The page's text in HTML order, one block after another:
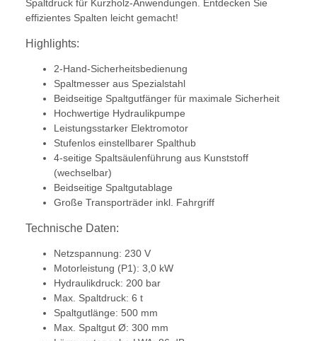
Spaltdruck für Kurzholz-Anwendungen. Entdecken Sie
effizientes Spalten leicht gemacht!
Highlights:
2-Hand-Sicherheitsbedienung
Spaltmesser aus Spezialstahl
Beidseitige Spaltgutfänger für maximale Sicherheit
Hochwertige Hydraulikpumpe
Leistungsstarker Elektromotor
Stufenlos einstellbarer Spalthub
4-seitige Spaltsäulenführung aus Kunststoff
(wechselbar)
Beidseitige Spaltgutablage
Große Transporträder inkl. Fahrgriff
Technische Daten:
Netzspannung: 230 V
Motorleistung (P1): 3,0 kW
Hydraulikdruck: 200 bar
Max. Spaltdruck: 6 t
Spaltgutlänge: 500 mm
Max. Spaltgut Ø: 300 mm